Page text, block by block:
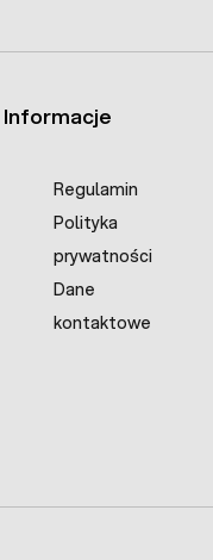
Informacje
Regulamin
Polityka
prywatności
Dane
kontaktowe